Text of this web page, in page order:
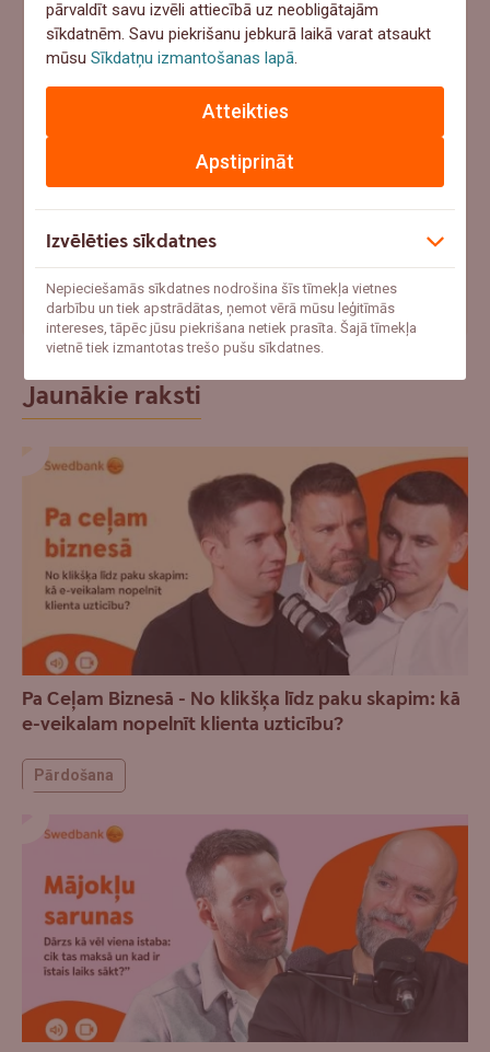
Meklētu aizņēmumu
Paļautos uz apdrošināšanu
Cerētu, ka tā nenotiks
Atbildēt
"Ar mani jau tā nenotiks" – uzzini pieredzes stāstus par
apdrošināšanas gadījumiem
Jaunākie raksti
Pa Ceļam Biznesā - No klikšķa līdz paku skapim: kā
e-veikalam nopelnīt klienta uzticību?
Pārdošana
pārvaldīt savu izvēli attiecībā uz neobligātajām
sīkdatnēm. Savu piekrišanu jebkurā laikā varat atsaukt
mūsuSīkdatņu izmantošanas lapā.
Apstiprināt
Atteikties
Izvēlēties sīkdatnes
Nepieciešamās sīkdatnes nodrošina šīs tīmekļa vietnes
darbību un tiek apstrādātas, ņemot vērā mūsu leģitīmās
intereses, tāpēc jūsu piekrišana netiek prasīta. Šajā tīmekļa
vietnē tiek izmantotas trešo pušu sīkdatnes.